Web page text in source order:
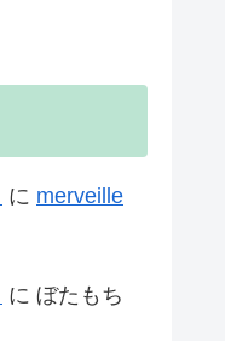
に merveille
に ぼたもち